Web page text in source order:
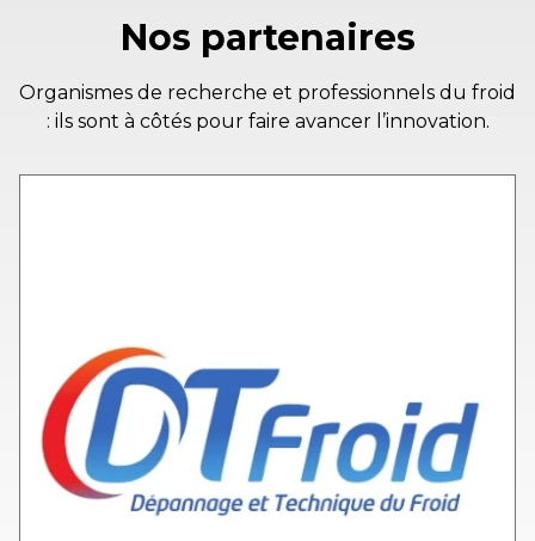
Nos partenaires
Organismes de recherche et professionnels du froid
: ils sont à côtés pour faire avancer l’innovation.